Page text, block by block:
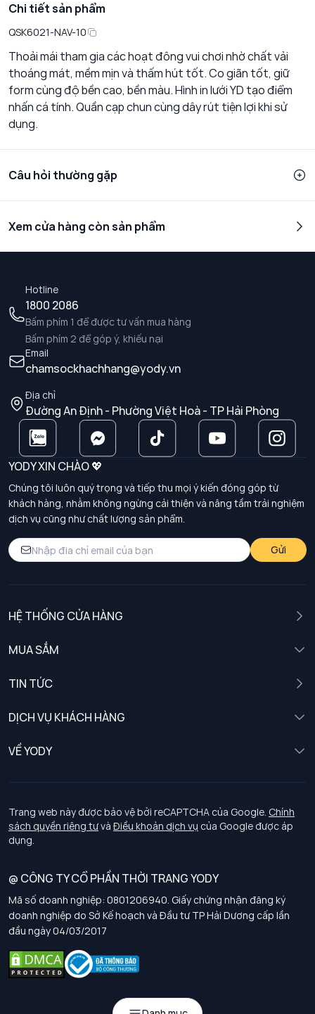
Chi tiết sản phẩm
QSK6021-NAV-10
Thoải mái tham gia các hoạt đông vui chơi nhờ chất vải
thoáng mát, mềm mịn và thấm hút tốt. Co giãn tốt, giữ
form cùng độ bền cao, bền màu. Hình in lưới YD tạo điểm
nhấn cá tính. Quần cạp chun cùng dây rút tiện lợi khi sử
dụng.
Câu hỏi thường gặp
Xem cửa hàng còn sản phẩm
Hotline
1800 2086
Bấm phím 1 để được tư vấn mua hàng
Bấm phím 2 để góp ý, khiếu nại
Email
chamsockhachhang@yody.vn
Địa chỉ
Đường An Định - Phường Việt Hoà - TP Hải Phòng
YODY XIN CHÀO 💖
Chúng tôi luôn quý trọng và tiếp thu mọi ý kiến đóng góp từ
khách hàng, nhằm không ngừng cải thiện và nâng tầm trải nghiệm
dịch vụ cũng như chất lượng sản phẩm.
Gửi
HỆ THỐNG CỬA HÀNG
MUA SẮM
TIN TỨC
DỊCH VỤ KHÁCH HÀNG
Chính sách khách hàng thân thiết
Chính sách bảo vệ dữ liệu cá nhân
Chính sách thanh toán, giao nhận
Chính sách chất lượng và an toàn sức khoẻ nghề nghiệp
Chính sách đơn đồng phục
Hướng dẫn chọn kích thước
VỀ YODY
Tuyển dụng
Trang web này được bảo vệ bởi reCAPTCHA của Google. Chính
sách quyền riêng tưvà Điều khoản dịch vụ của Google được áp
dụng.
@ CÔNG TY CỔ PHẦN THỜI TRANG YODY
Mã số doanh nghiệp: 0801206940. Giấy chứng nhận đăng ký
doanh nghiệp do Sở Kế hoạch và Đầu tư TP Hải Dương cấp lần
đầu ngày 04/03/2017